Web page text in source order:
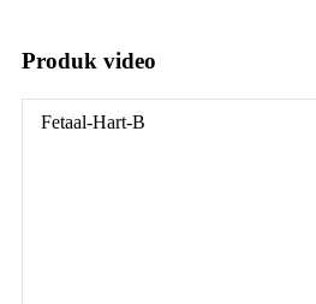
Produk video
Fetaal-Hart-B